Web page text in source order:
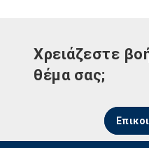
Χρειάζεστε
θέμα σας;